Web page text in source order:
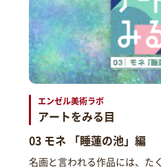
エンゼル美術ラボ
アートをみる目
03 モネ 「睡蓮の池」編
名画と言われる作品には、た